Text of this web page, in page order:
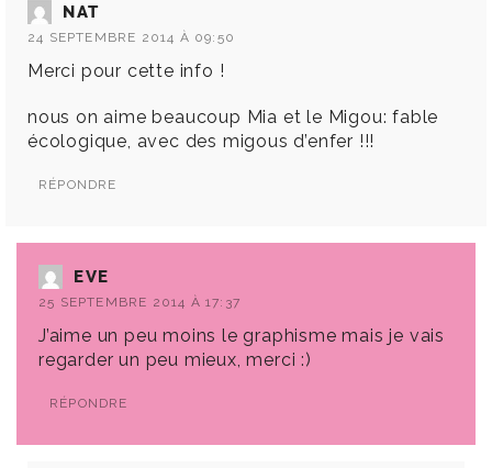
NAT
24 SEPTEMBRE 2014 À 09:50
Merci pour cette info !
nous on aime beaucoup Mia et le Migou: fable
écologique, avec des migous d’enfer !!!
RÉPONDRE
EVE
25 SEPTEMBRE 2014 À 17:37
J’aime un peu moins le graphisme mais je vais
regarder un peu mieux, merci :)
RÉPONDRE